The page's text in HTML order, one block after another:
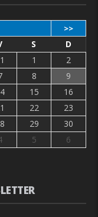
>>
S
D
1
2
8
9
15
16
22
23
29
30
5 6